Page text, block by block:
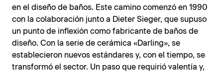
en el diseño de baños. Este camino comenzó en 1990
con la colaboración junto a Dieter Sieger, que supuso
un punto de inflexión como fabricante de baños de
diseño. Con la serie de cerámica «Darling», se
establecieron nuevos estándares y, con el tiempo, se
transformó el sector. Un paso que requirió valentía y,